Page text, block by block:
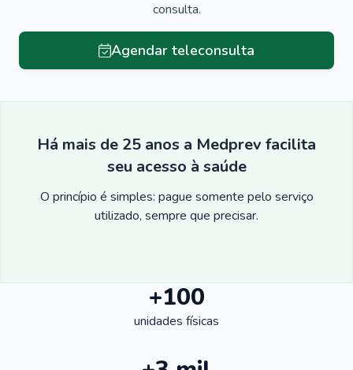
consulta.
Agendar teleconsulta
Há mais de 25 anos a Medprev facilita
seu acesso à saúde
O princípio é simples: pague somente pelo serviço
utilizado, sempre que precisar.
+100
unidades físicas